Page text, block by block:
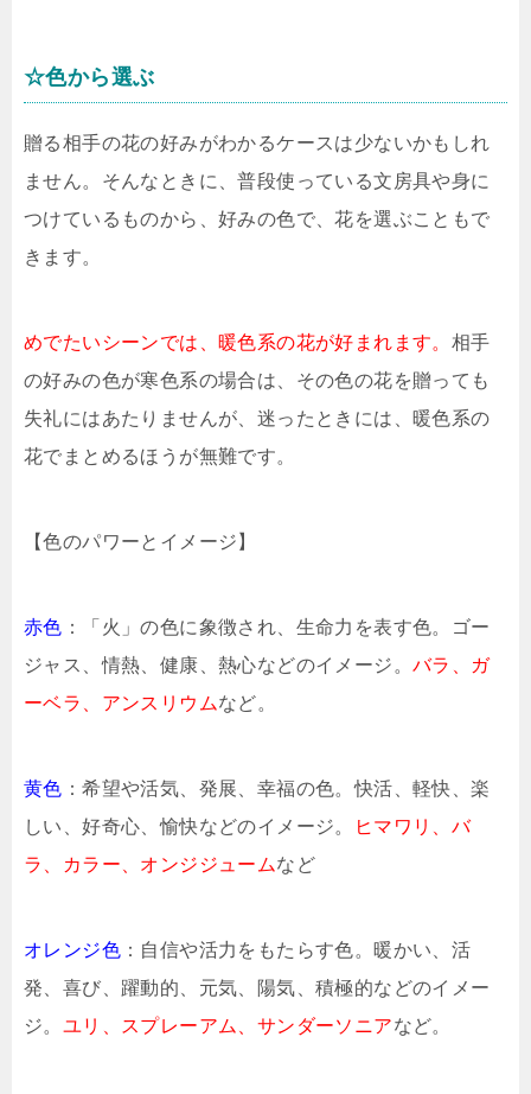
☆色から選ぶ
贈る相手の花の好みがわかるケースは少ないかもしれ
ません。そんなときに、普段使っている文房具や身に
つけているものから、好みの色で、花を選ぶこともで
きます。
めでたいシーンでは、暖色系の花が好まれます。 相手
の好みの色が寒色系の場合は、その色の花を贈っても
失礼にはあたりませんが、迷ったときには、暖色系の
花でまとめるほうが無難です。
【色のパワーとイメージ】
赤色 ：「火」の色に象徴され、生命力を表す色。ゴー
ジャス、情熱、健康、熱心などのイメージ。 バラ、ガ
ーベラ、アンスリウムなど。
黄色 ：希望や活気、発展、幸福の色。快活、軽快、楽
しい、好奇心、愉快などのイメージ。
ヒマワリ、バ
ラ、カラー、オンジジュームなど
オレンジ色 ：自信や活力をもたらす色。暖かい、活
発、喜び、躍動的、元気、陽気、積極的などのイメー
ジ。 ユリ、スプレーアム、サンダーソニアなど。